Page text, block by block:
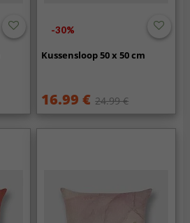
-30%
Kussensloop 50 x 50 cm
16.99 € 24.99 €